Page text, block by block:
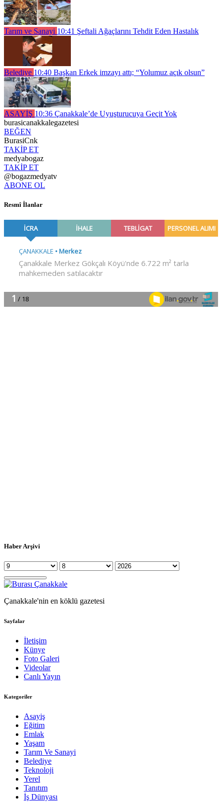
Tarım ve Sanayi 10:41 Şeftali Ağaçlarını Tehdit Eden Hastalık
Belediye 10:40 Başkan Erkek imzayı attı; “Yolumuz açık olsun”
ASAYİŞ 10:36 Çanakkale’de Uyuşturucuya Geçit Yok
burasicanakkalegazetesi
BEĞEN
BurasiCnk
TAKİP ET
medyabogaz
TAKİP ET
@bogazmedyatv
ABONE OL
Resmî İlanlar
Haber Arşivi
Çanakkale'nin en köklü gazetesi
Sayfalar
İletişim
Künye
Foto Galeri
Videolar
Canlı Yayın
Kategoriler
Asayiş
Eğitim
Emlak
Yaşam
Tarım Ve Sanayi
Belediye
Teknoloji
Yerel
Tanıtım
İş Dünyası